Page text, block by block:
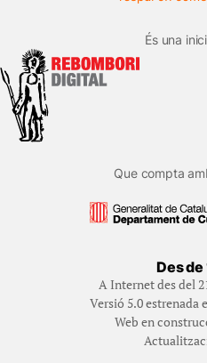
És una
Que compta
Des
A Internet des del
Versió 5.0 estrenada
Web en